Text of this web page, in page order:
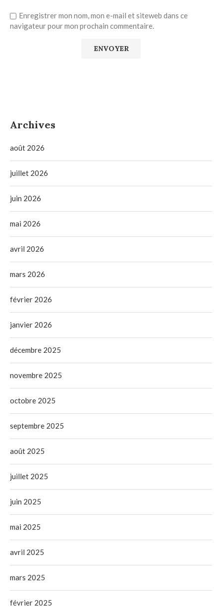
Enregistrer mon nom, mon e-mail et siteweb dans ce
navigateur pour mon prochain commentaire.
Archives
août 2026
juillet 2026
juin 2026
mai 2026
avril 2026
mars 2026
février 2026
janvier 2026
décembre 2025
novembre 2025
octobre 2025
septembre 2025
août 2025
juillet 2025
juin 2025
mai 2025
avril 2025
mars 2025
février 2025